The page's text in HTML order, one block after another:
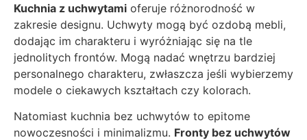
Kuchnia z uchwytami oferuje różnorodność w
zakresie designu. Uchwyty mogą być ozdobą mebli,
dodając im charakteru i wyróżniając się na tle
jednolitych frontów. Mogą nadać wnętrzu bardziej
personalnego charakteru, zwłaszcza jeśli wybierzemy
modele o ciekawych kształtach czy kolorach.
Natomiast kuchnia bez uchwytów to epitome
nowoczesności i minimalizmu. Fronty bez uchwytów